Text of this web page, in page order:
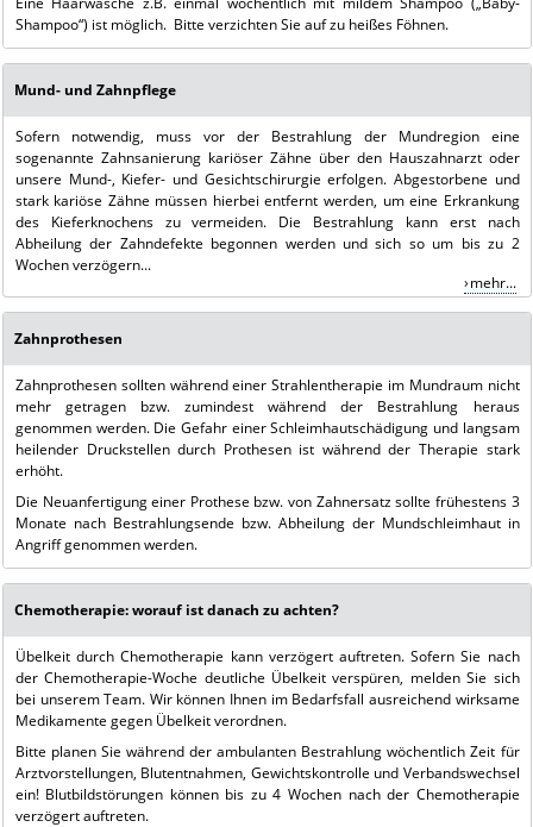
Shampoo“) ist möglich. Bitte verzichten Sie auf zu heißes Föhnen.
Mund- und Zahnpflege
Sofern notwendig, muss vor der Bestrahlung der Mundregion eine
sogenannte Zahnsanierung kariöser Zähne über den Hauszahnarzt oder
unsere Mund-, Kiefer- und Gesichtschirurgie erfolgen. Abgestorbene und
stark kariöse Zähne müssen hierbei entfernt werden, um eine Erkrankung
des Kieferknochens zu vermeiden. Die Bestrahlung kann erst nach
Abheilung der Zahndefekte begonnen werden und sich so um bis zu 2
Wochen verzögern...
mehr...
Zahnprothesen
Zahnprothesen sollten während einer Strahlentherapie im Mundraum nicht
mehr getragen bzw. zumindest während der Bestrahlung heraus
genommen werden. Die Gefahr einer Schleimhautschädigung und langsam
heilender Druckstellen durch Prothesen ist während der Therapie stark
erhöht.
Die Neuanfertigung einer Prothese bzw. von Zahnersatz sollte frühestens 3
Monate nach Bestrahlungsende bzw. Abheilung der Mundschleimhaut in
Angriff genommen werden.
Chemotherapie: worauf ist danach zu achten?
Übelkeit durch Chemotherapie kann verzögert auftreten. Sofern Sie nach
der Chemotherapie-Woche deutliche Übelkeit verspüren, melden Sie sich
bei unserem Team. Wir können Ihnen im Bedarfsfall ausreichend wirksame
Medikamente gegen Übelkeit verordnen.
Bitte planen Sie während der ambulanten Bestrahlung wöchentlich Zeit für
Arztvorstellungen, Blutentnahmen, Gewichtskontrolle und Verbandswechsel
ein! Blutbildstörungen können bis zu 4 Wochen nach der Chemotherapie
verzögert auftreten.